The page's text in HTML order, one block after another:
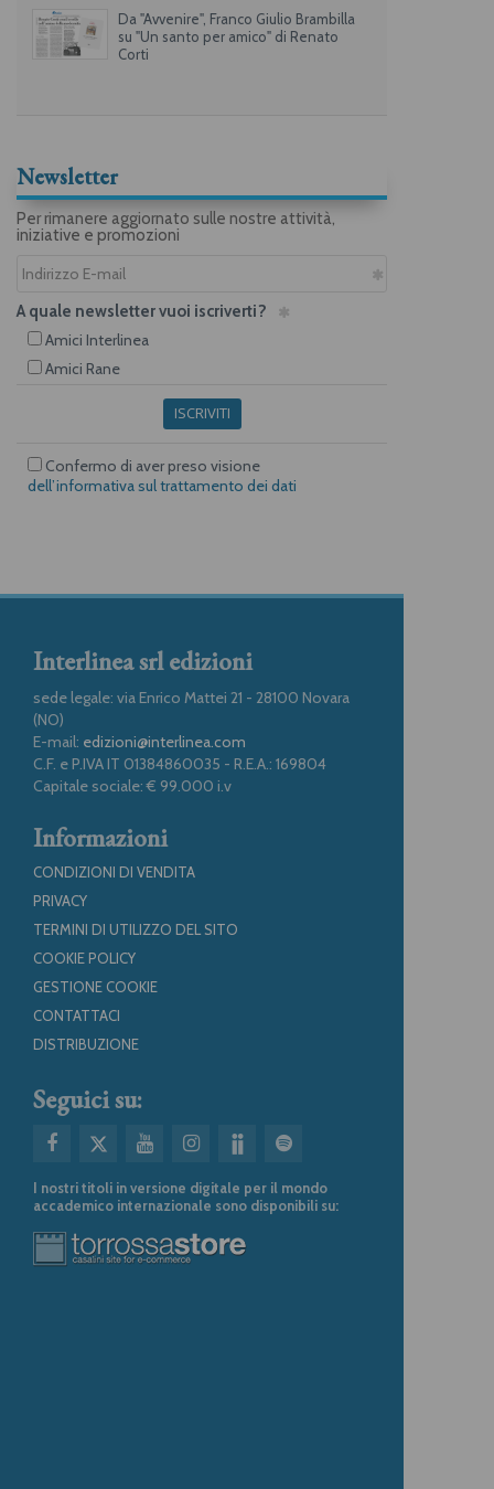
Da "Avvenire", Franco Giulio Brambilla
su "Un santo per amico" di Renato
Corti
Newsletter
Per rimanere aggiornato sulle nostre attività,
iniziative e promozioni
A quale newsletter vuoi iscriverti?
Amici Interlinea
Amici Rane
ISCRIVITI
Confermo di aver preso visione
dell’informativa sul trattamento dei dati
Interlinea srl edizioni
sede legale: via Enrico Mattei 21 - 28100 Novara
(NO)
E-mail: edizioni@interlinea.com
C.F. e P.IVA IT 01384860035 - R.E.A.: 169804
Capitale sociale: € 99.000 i.v
Informazioni
CONDIZIONI DI VENDITA
PRIVACY
TERMINI DI UTILIZZO DEL SITO
COOKIE POLICY
GESTIONE COOKIE
CONTATTACI
DISTRIBUZIONE
Seguici su:
I nostri titoli in versione digitale per il mondo
accademico internazionale sono disponibili su: